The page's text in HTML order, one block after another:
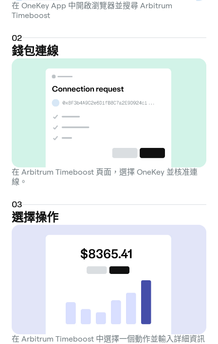
在 OneKey App 中開啟瀏覽器並搜尋 Arbitrum
Timeboost
02
錢包連線
在 Arbitrum Timeboost 頁面，選擇 OneKey 並核准連
線。
03
選擇操作
在 Arbitrum Timeboost 中選擇一個動作並輸入詳細資訊